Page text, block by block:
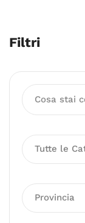
Filtri
Tutte le
Provincia